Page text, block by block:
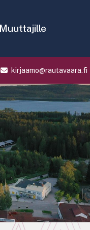
Muuttajille
kirjaamo@rautavaara.fi